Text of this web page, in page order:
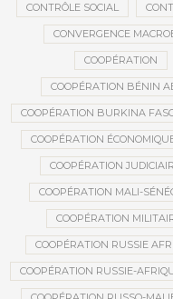
CONTRÔLE SOCIAL
CONVERGENCE
COOPÉRATION
COOPÉRATION BÉNIN
COOPÉRATION BURKINA
COOPÉRATION
COOPÉRATION
COOPÉRATION MALI-
COOPÉRATION
COOPÉRATION RUSSIE
COOPÉRATION RUSSIE-